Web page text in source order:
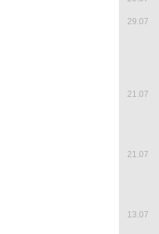
29.07
21.07
21.07
13.07